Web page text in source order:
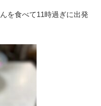
を食べて11時過ぎに出発